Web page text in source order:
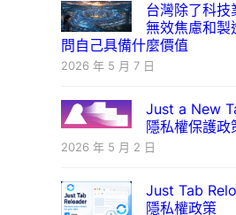
台灣除了科技
無效焦慮和製
問自己具備什麼價值
2026 年 5 月 7 日
Just a New
隱私權保護政
2026 年 5 月 2 日
Just Tab
隱私權政策